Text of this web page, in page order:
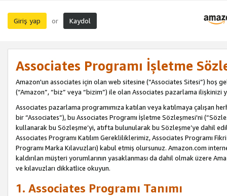
Giriş yap or Kaydol
Associates Programı İşletme
Amazon'un associates için olan web sitesine (“Associates Sitesi”) hoş
(“Amazon”, “biz” veya “bizim”) ile olan Associates pazarlama ilişkinizi
Associates pazarlama programımıza katılan veya katılmaya çalışan
bir “Associates”), bu Associates Programı İşletme Sözleşmesi'ni
kullanarak bu Sözleşme’yi, atıfta bulunularak bu Sözleşme’ye dahil
Associates Programı Katılım Gerekliliklerimiz, Associates Programı
Programı Marka Kılavuzları) kabul etmiş olursunuz. Amazon.com
kaldırılan müşteri yorumlarının yasaklanması da dahil olmak üzere
ve kılavuzları dikkatlice okuyun.
1. Associates Programı Tanımı